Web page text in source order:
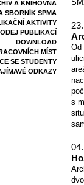
Od
s
A KNIHOVNA
SBORNÍK SPMA
AKTIVITY
PUBLIKACÍ
DOWNLOAD
MÍST
SE STUDENTY
ODKAZY